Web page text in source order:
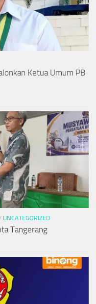
Ketua Umum PB
/ UNCATEGORIZED
Tangerang